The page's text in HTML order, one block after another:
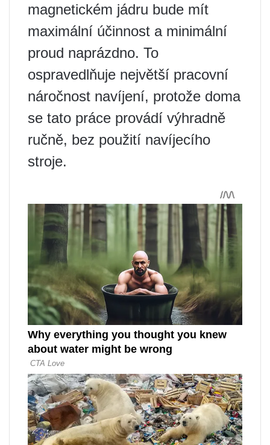
magnetickém jádru bude mít
maximální účinnost a minimální
proud naprázdno. To
ospravedlňuje největší pracovní
náročnost navíjení, protože doma
se tato práce provádí výhradně
ručně, bez použití navíjecího
stroje.